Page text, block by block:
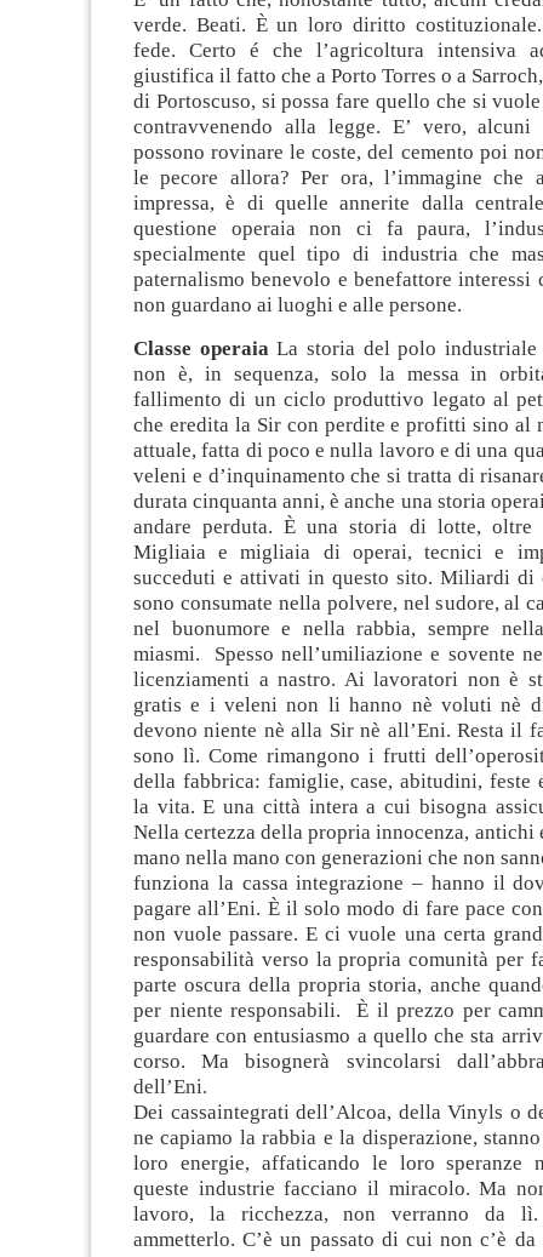
verde. Beati. È un loro diritto
fede. Certo é che l’agricoltura intensiva
giustifica il fatto che a Porto Torres o a
di Portoscuso, si possa fare quello che si
contravvenendo alla legge. E’ vero,
possono rovinare le coste, del cemento poi
le pecore allora? Per ora, l’immagine che
impressa, è di quelle annerite dalla
questione operaia non ci fa paura,
specialmente quel tipo di industria che
paternalismo benevolo e benefattore interessi
non guardano ai luoghi e alle persone.
Classe operaiaLa storia del polo industriale
non è, in sequenza, solo la messa in
fallimento di un ciclo produttivo legato al
che eredita la Sir con perdite e profitti sino al
attuale, fatta di poco e nulla lavoro e di una
veleni e d’inquinamento che si tratta di
durata cinquanta anni, è anche una storia
andare perduta. È una storia di lotte, oltre
Migliaia e migliaia di operai, tecnici e
succeduti e attivati in questo sito. Miliardi
sono consumate nella polvere, nel sudore, al
nel buonumore e nella rabbia, sempre
miasmi. Spesso nell’umiliazione e sovente
licenziamenti a nastro. Ai lavoratori non è
gratis e i veleni non li hanno nè voluti nè
devono niente nè alla Sir nè all’Eni. Resta il
sono lì. Come rimangono i frutti
della fabbrica: famiglie, case, abitudini, feste
la vita. E una città intera a cui bisogna
Nella certezza della propria innocenza, antichi
mano nella mano con generazioni che non
funziona la cassa integrazione – hanno il
pagare all’Eni. È il solo modo di fare pace
non vuole passare. E ci vuole una certa
responsabilità verso la propria comunità per
parte oscura della propria storia, anche
per niente responsabili. È il prezzo per
guardare con entusiasmo a quello che sta
corso. Ma bisognerà svincolarsi
dell’Eni.
Dei cassaintegrati dell’Alcoa, della Vinyls o
ne capiamo la rabbia e la disperazione,
loro energie, affaticando le loro speranze
queste industrie facciano il miracolo. Ma
lavoro, la ricchezza, non verranno da
ammetterlo. C’è un passato di cui non c’è